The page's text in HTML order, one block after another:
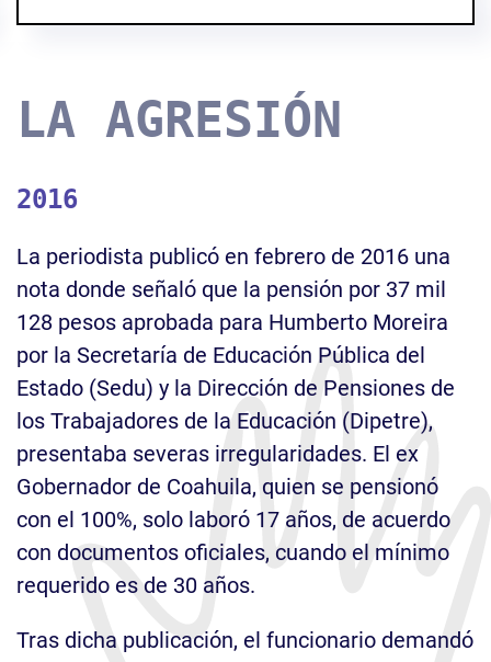
LA AGRESIÓN
2016
La periodista publicó en febrero de 2016 una
nota donde señaló que la pensión por 37 mil
128 pesos aprobada para Humberto Moreira
por la Secretaría de Educación Pública del
Estado (Sedu) y la Dirección de Pensiones de
los Trabajadores de la Educación (Dipetre),
presentaba severas irregularidades. El ex
Gobernador de Coahuila, quien se pensionó
con el 100%, solo laboró 17 años, de acuerdo
con documentos oficiales, cuando el mínimo
requerido es de 30 años.
Tras dicha publicación, el funcionario demandó